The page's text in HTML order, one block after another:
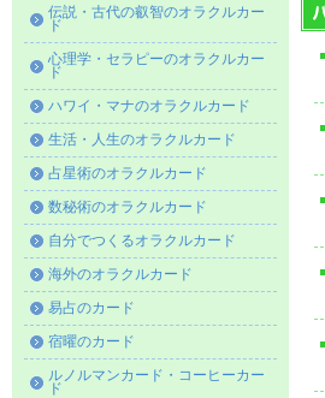
伝説・古代の叡智のオラクルカー
ド
心理学・セラピーのオラクルカー
ド
ハワイ・マナのオラクルカード
生活・人生のオラクルカード
占星術のオラクルカード
数秘術のオラクルカード
自分でつくるオラクルカード
海外のオラクルカード
易占のカード
宿曜のカード
ルノルマンカード・コーヒーカー
ド